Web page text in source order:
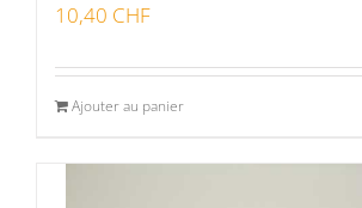
10,40 CHF
Ajouter au panier